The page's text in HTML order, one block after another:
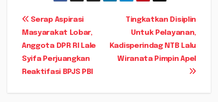
Navigasi
pos
Tingkatkan Disiplin
Untuk Pelayanan,
Kadisperindag NTB Lalu
Wiranata Pimpin Apel
Serap Aspirasi
Masyarakat Lobar,
Anggota DPR RI Lale
Syifa Perjuangkan
Reaktifasi BPJS PBI